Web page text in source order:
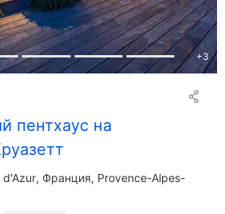
+3
пентхаус на
d'Azur Франция, Provence-Alpes-